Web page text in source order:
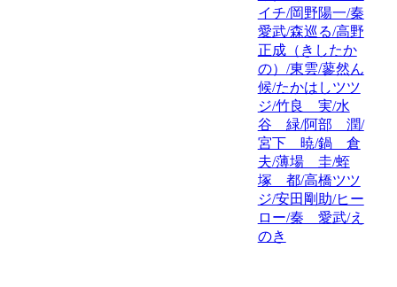
イチ/岡野陽一/秦
愛武/森巡る/高野
正成（きしたか
の）/東雲/蓼然ん
候/たかはしツツ
ジ/竹良 実/水
谷 緑/阿部 潤/
宮下 暁/鍋 倉
夫/薄場 圭/蛭
塚 都/高橋ツツ
ジ/安田剛助/ヒー
ロー/秦 愛武/え
のき